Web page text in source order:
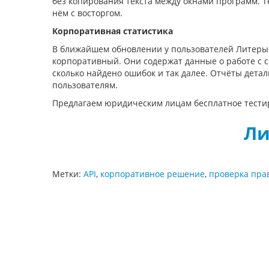
нём с восторгом.
Корпоративная статистика
В ближайшем обновлении у пользователей
корпоративный. Они содержат данные о работе с
сколько найдено ошибок и так далее. Отчёты
пользователям.
Предлагаем юридическим лицам бесплатное
Метки: API, корпоративное решение, проверка